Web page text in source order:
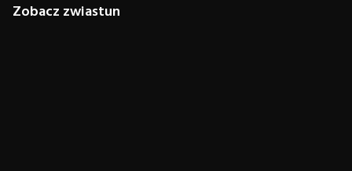
Zobacz zwiastun